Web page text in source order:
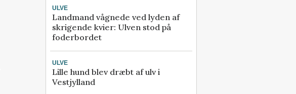
ULVE
Landmand vågnede ved lyden af
skrigende kvier: Ulven stod på
foderbordet
ULVE
Lille hund blev dræbt af ulv i
Vestjylland